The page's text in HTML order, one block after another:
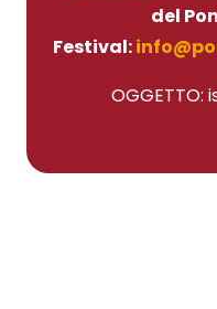
del
Festival:
OGGETTO: